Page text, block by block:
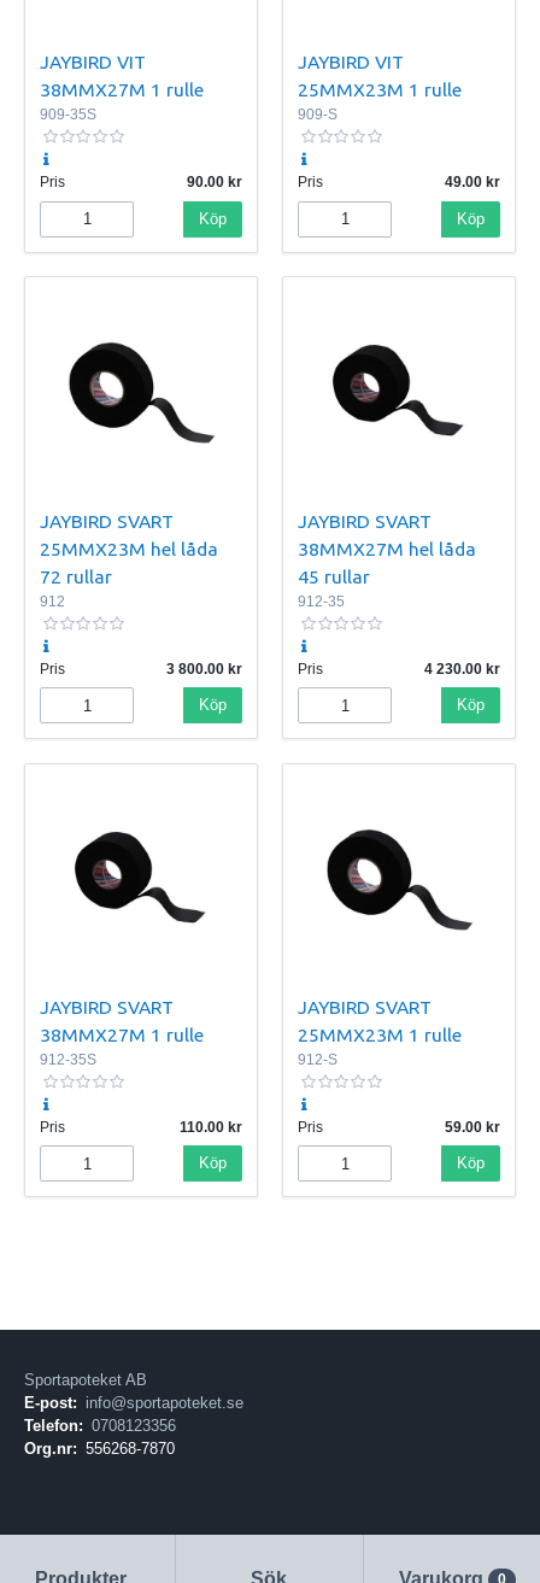
Produkter Sök Varukorg
JAYBIRD VIT
38MMX27M 1 rulle
909-35S
Pris 90.00
Köp
JAYBIRD VIT
25MMX23M 1 rulle
909-S
Pris 49.00
Köp
JAYBIRD SVART
25MMX23M hel låda
72 rullar
912
Pris 3 800.00
Köp
JAYBIRD SVART
38MMX27M hel låda
45 rullar
912-35
Pris 4 230.00
Köp
JAYBIRD SVART
38MMX27M 1 rulle
912-35S
Pris 110.00
Köp
JAYBIRD SVART
25MMX23M 1 rulle
912-S
Pris 59.00
Köp
Sportapoteket AB
E-post: info@sportapoteket.se
Telefon: 0708123356
Org.nr: 556268-7870